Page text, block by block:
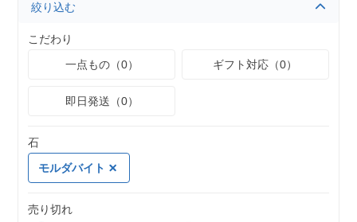
絞り込む
こだわり
一点もの（0）
ギフト対応（0）
即日発送（0）
石
モルダバイト
売り切れ